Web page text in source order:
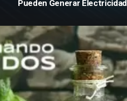
Pueden Generar Electricidad